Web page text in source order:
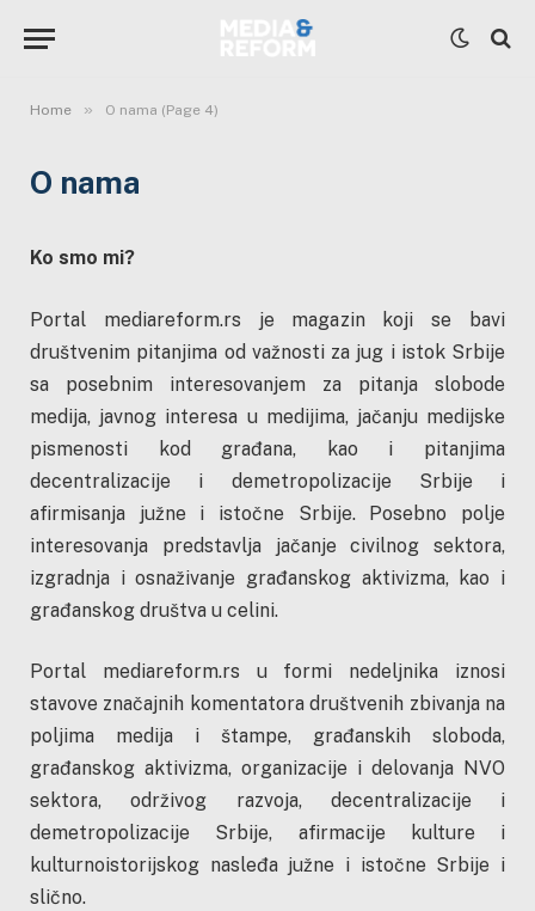
Home » O nama (Page 4)
O nama
Ko smo mi?
Portal mediareform.rs je magazin koji se bavi
društvenim pitanjima od važnosti za jug i istok Srbije
sa posebnim interesovanjem za pitanja slobode
medija, javnog interesa u medijima, jačanju medijske
pismenosti kod građana, kao i pitanjima
decentralizacije i demetropolizacije Srbije i
afirmisanja južne i istočne Srbije. Posebno polje
interesovanja predstavlja jačanje civilnog sektora,
izgradnja i osnaživanje građanskog aktivizma, kao i
građanskog društva u celini.
Portal mediareform.rs u formi nedeljnika iznosi
stavove značajnih komentatora društvenih zbivanja na
poljima medija i štampe, građanskih sloboda,
građanskog aktivizma, organizacije i delovanja NVO
sektora, održivog razvoja, decentralizacije i
demetropolizacije Srbije, afirmacije kulture i
kulturnoistorijskog nasleđa južne i istočne Srbije i
slično.